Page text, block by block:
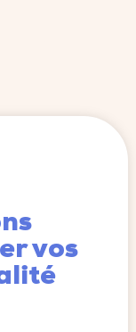
vos